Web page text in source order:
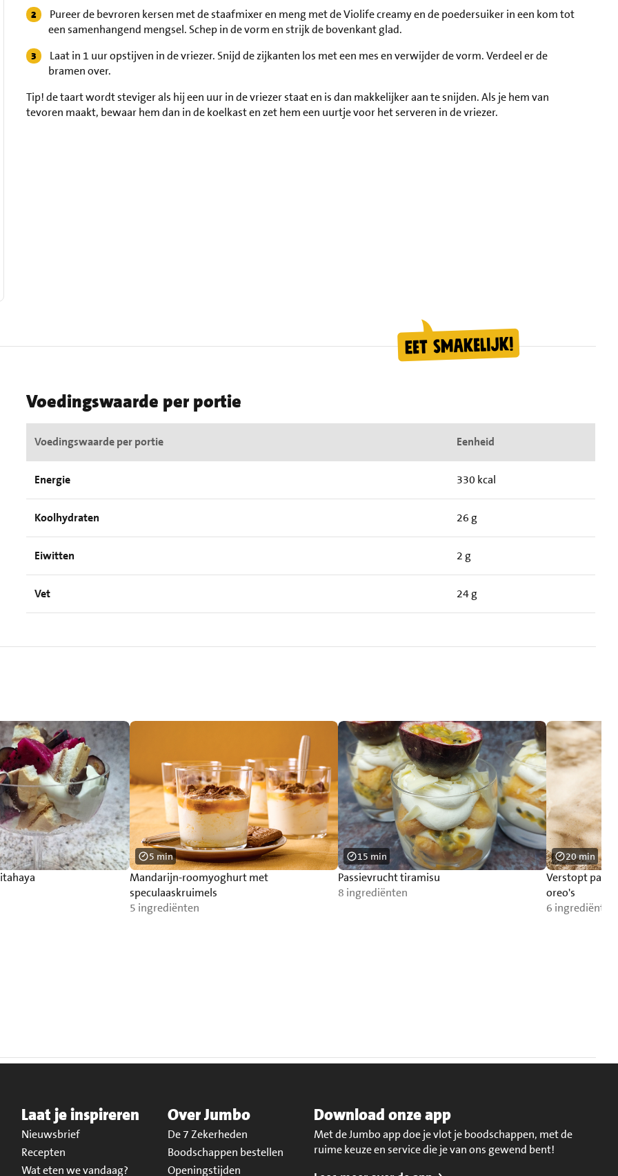
Pureer de bevroren kersen met de staafmixer en meng met de Violife creamy en de poedersuiker in een kom tot
een samenhangend mengsel. Schep in de vorm en strijk de bovenkant glad.
Laat in 1 uur opstijven in de vriezer. Snijd de zijkanten los met een mes en verwijder de vorm. Verdeel er de
bramen over.
Tip! de taart wordt steviger als hij een uur in de vriezer staat en is dan makkelijker aan te snijden. Als je hem van
tevoren maakt, bewaar hem dan in de koelkast en zet hem een uurtje voor het serveren in de vriezer.
Voedingswaarde per portie
Voedingswaarde per portie Eenheid
Energie 330 kcal
Koolhydraten 26 g
Eiwitten 2 g
Vet 24 g
Mandarijn-roomyoghurt met
speculaaskruimels
5 ingrediënten
5 min
Passievrucht tiramisu
8 ingrediënten
15 min
Verstopt
oreo's
6 ingrediënten
20 min
Laat je inspireren
Nieuwsbrief
Recepten
Wat eten we vandaag?
Over Jumbo
De 7 Zekerheden
Boodschappen bestellen
Openingstijden
Download onze app
Met de Jumbo app doe je vlot je boodschappen, met de
ruime keuze en service die je van ons gewend bent!